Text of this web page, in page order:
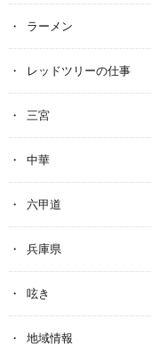
ラーメン
レッドツリーの仕事
三宮
中華
六甲道
兵庫県
呟き
地域情報